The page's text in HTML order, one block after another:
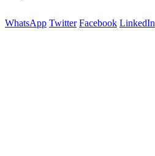
WhatsApp Twitter Facebook LinkedIn